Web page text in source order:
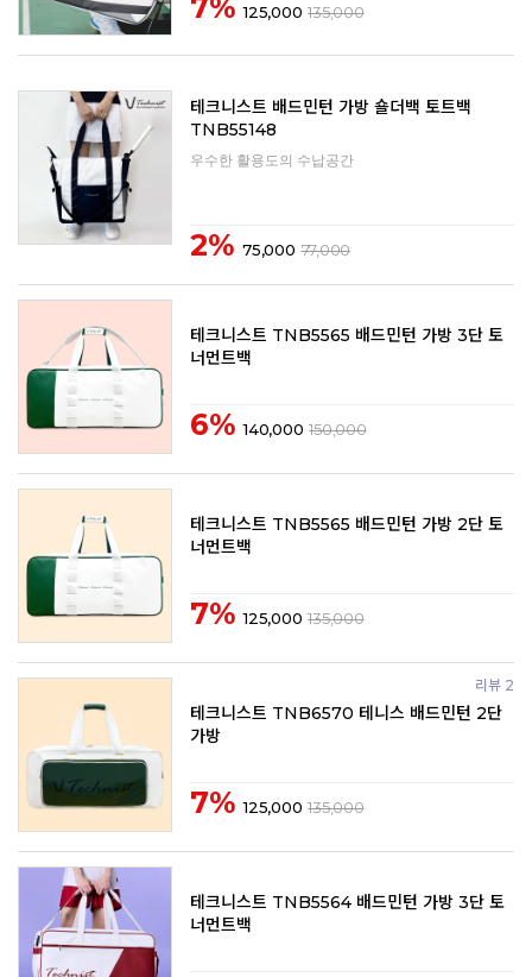
125,000 135,000
테크니스트 배드민턴 가방 숄더백 토트백
TNB55148
우수한 활용도의 수납공간
2% 75,000 77,000
테크니스트 TNB5565 배드민턴 가방 3단 토
너먼트백
6% 140,000 150,000
테크니스트 TNB5565 배드민턴 가방 2단 토
너먼트백
7% 125,000 135,000
리뷰 2
테크니스트 TNB6570 테니스 배드민턴 2단
가방
7% 125,000 135,000
테크니스트 TNB5564 배드민턴 가방 3단 토
너먼트백